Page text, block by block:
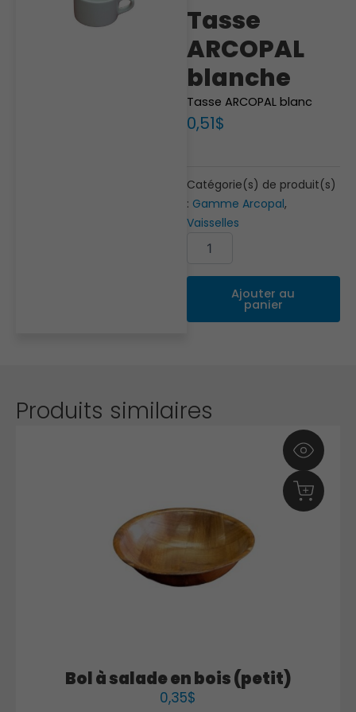
Tasse
ARCOPAL
blanche
Tasse ARCOPAL blanc
0,51$
Catégorie(s) de produit(s)
: Gamme Arcopal,
Vaisselles
ARCOPALAjouter au
panier
Produits similaires
Bol à salade en bois (petit)
0,35$